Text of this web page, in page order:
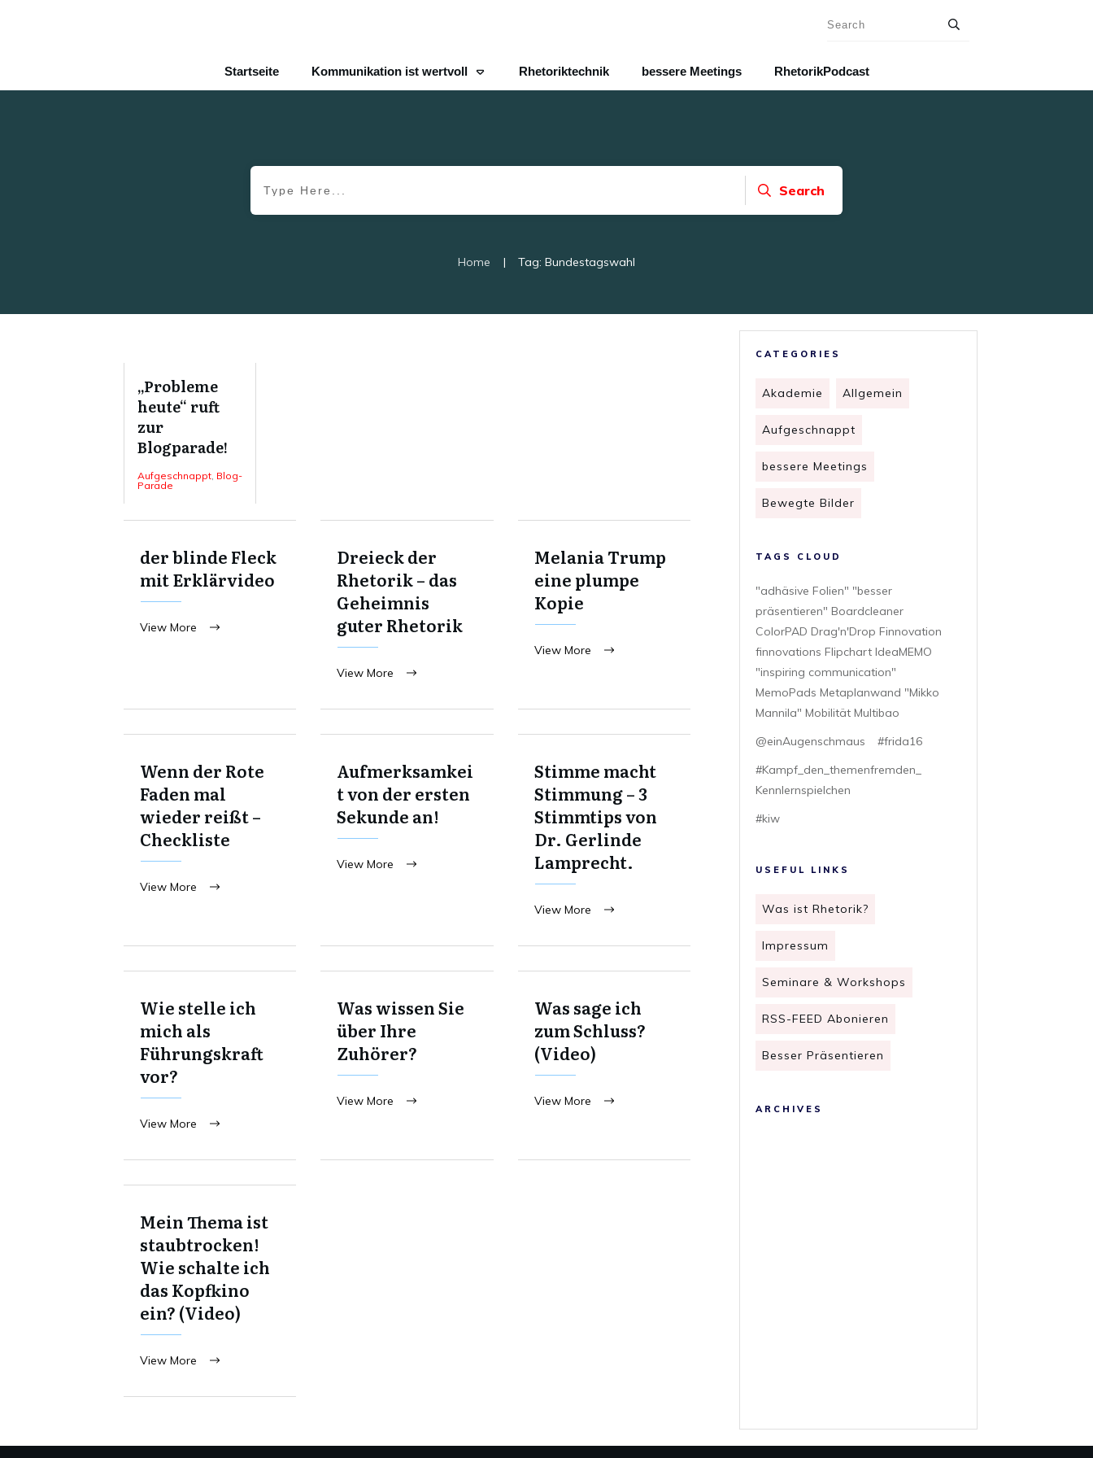
Startseite Kommunikation ist wertvoll Rhetoriktechnik bessere Meetings RhetorikPodcast
Search
Home | Tag: Bundestagswahl
„Probleme
heute“ ruft
zur
Blogparade!
Aufgeschnappt, Blog-
Parade
der blinde Fleck
mit Erklärvideo
View More
Dreieck der
Rhetorik – das
Geheimnis
guter Rhetorik
View More
Melania Trump
eine plumpe
Kopie
View More
Wenn der Rote
Faden mal
wieder reißt –
Checkliste
View More
Aufmerksamkei
t von der ersten
Sekunde an!
View More
Stimme macht
Stimmung – 3
Stimmtips von
Dr. Gerlinde
Lamprecht.
View More
Wie stelle ich
mich als
Führungskraft
vor?
View More
Was wissen Sie
über Ihre
Zuhörer?
View More
Was sage ich
zum Schluss?
(Video)
View More
Mein Thema ist
staubtrocken!
Wie schalte ich
das Kopfkino
ein? (Video)
View More
CATEGORIES
Akademie Allgemein
Aufgeschnappt
bessere Meetings
Bewegte Bilder
TAGS CLOUD
"adhäsive Folien" "besser
präsentieren" Boardcleaner
ColorPAD Drag'n'Drop Finnovation
finnovations Flipchart IdeaMEMO
"inspiring communication"
MemoPads Metaplanwand "Mikko
Mannila" Mobilität Multibao
@einAugenschmaus
#frida16
#Kampf_den_themenfremden_
Kennlernspielchen
#kiw
USEFUL LINKS
Was ist Rhetorik?
Impressum
Seminare & Workshops
RSS-FEED Abonieren
Besser Präsentieren
ARCHIVES